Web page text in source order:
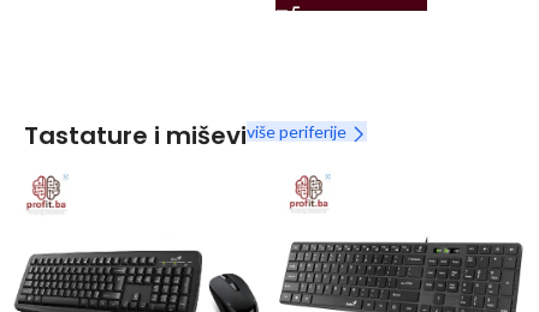
Tastature i miševiviše periferije